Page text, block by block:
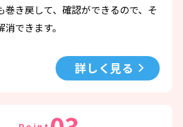
巻き戻して、確認ができるので、そ
できます。
詳しく見る